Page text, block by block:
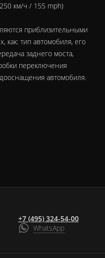
км/ч / 155 mph)
приблизительными
как: тип автомобиля, его
заднего моста,
переключения
автомобиля.
+7 (495) 324-54-00
WhatsApp